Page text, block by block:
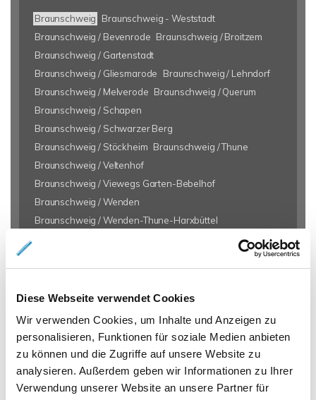
Diese Webseite verwendet Cookies
Wir verwenden Cookies, um Inhalte und Anzeigen zu
personalisieren, Funktionen für soziale Medien anbieten
zu können und die Zugriffe auf unsere Website zu
analysieren. Außerdem geben wir Informationen zu Ihrer
Verwendung unserer Website an unsere Partner für
Braunschweig
Braunschweig - Weststadt
Braunschweig / Bevenrode Braunschweig / Broitzem
Braunschweig / Gartenstadt
Braunschweig / Gliesmarode
Braunschweig / Lehndorf
Braunschweig / Melverode Braunschweig / Querum
Braunschweig / Schapen
Braunschweig / Schwarzer Berg
Braunschweig / Stöckheim Braunschweig / Thune
Braunschweig / Veltenhof
Braunschweig / Viewegs Garten-Bebelhof
Braunschweig / Wenden
Braunschweig / Wenden-Thune-Harxbüttel
Königslutter
Salzgitter / Lobmachtersen Salzgitter / Thiede
Wolfsburg / Hattorf
Eigentumswohnungen Braunschweig
Eigentumswohnung